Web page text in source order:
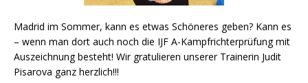
Madrid im Sommer, kann es etwas Schöneres geben? Kann es
– wenn man dort auch noch die IJF A-Kampfrichterprüfung mit
Auszeichnung besteht! Wir gratulieren unserer Trainerin Judit
Pisarova ganz herzlich!!!